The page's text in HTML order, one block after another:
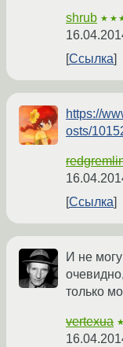
shrub
Ссылка
https://
osts/
Ссылка
И не
только
vertexua